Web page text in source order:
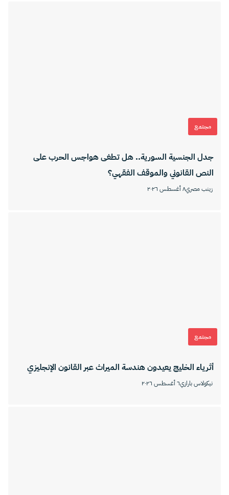
مجتمع
جدل الجنسية السورية.. هل تطغى هواجس الحرب على
النص القانوني والموقف الفقهي؟
زينب مصري٨ أغسطس ٢٠٢٦
مجتمع
أثرياء الخليج يعيدون هندسة الميراث عبر القانون الإنجليزي
نيكولاس بارازي٦ أغسطس ٢٠٢٦